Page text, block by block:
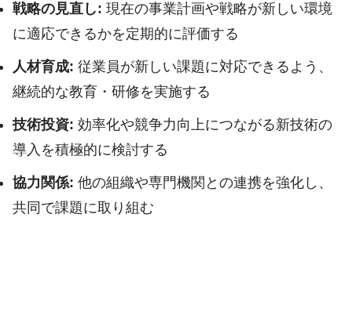
戦略の見直し: 現在の事業計画や戦略が新しい環境
に適応できるかを定期的に評価する
人材育成: 従業員が新しい課題に対応できるよう、
継続的な教育・研修を実施する
技術投資: 効率化や競争力向上につながる新技術の
導入を積極的に検討する
協力関係: 他の組織や専門機関との連携を強化し、
共同で課題に取り組む